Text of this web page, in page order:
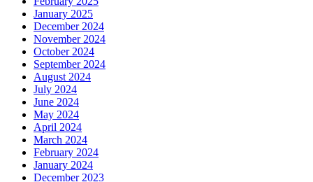
January 2025
December 2024
November 2024
October 2024
September 2024
August 2024
July 2024
June 2024
May 2024
April 2024
March 2024
February 2024
January 2024
December 2023